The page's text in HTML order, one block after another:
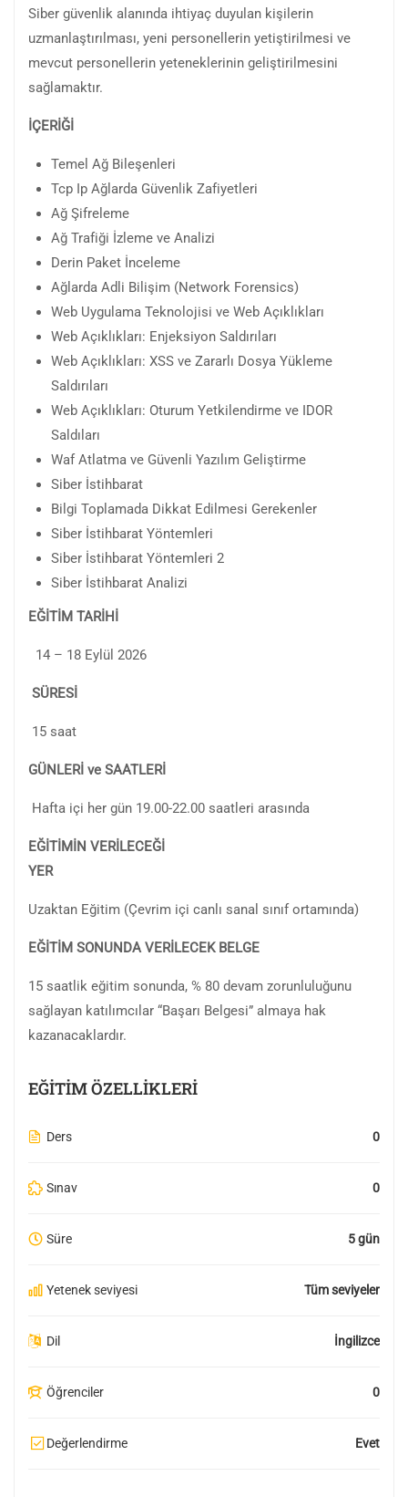
Siber güvenlik alanında ihtiyaç duyulan kişilerin
uzmanlaştırılması, yeni personellerin yetiştirilmesi ve
mevcut personellerin yeteneklerinin geliştirilmesini
sağlamaktır.
İÇERİĞİ
Temel Ağ Bileşenleri
Tcp Ip Ağlarda Güvenlik Zafiyetleri
Ağ Şifreleme
Ağ Trafiği İzleme ve Analizi
Derin Paket İnceleme
Ağlarda Adli Bilişim (Network Forensics)
Web Uygulama Teknolojisi ve Web Açıklıkları
Web Açıklıkları: Enjeksiyon Saldırıları
Web Açıklıkları: XSS ve Zararlı Dosya Yükleme
Saldırıları
Web Açıklıkları: Oturum Yetkilendirme ve IDOR
Saldıları
Waf Atlatma ve Güvenli Yazılım Geliştirme
Siber İstihbarat
Bilgi Toplamada Dikkat Edilmesi Gerekenler
Siber İstihbarat Yöntemleri
Siber İstihbarat Yöntemleri 2
Siber İstihbarat Analizi
EĞİTİM TARİHİ
14 – 18 Eylül 2026
SÜRESİ
15 saat
GÜNLERİ ve SAATLERİ
Hafta içi her gün 19.00-22.00 saatleri arasında
EĞİTİMİN VERİLECEĞİ
YER
Uzaktan Eğitim (Çevrim içi canlı sanal sınıf ortamında)
EĞİTİM SONUNDA VERİLECEK BELGE
15 saatlik eğitim sonunda, % 80 devam zorunluluğunu
sağlayan katılımcılar “Başarı Belgesi” almaya hak
kazanacaklardır.
EĞITIM ÖZELLIKLERI
Ders 0
Sınav 0
Süre 5 gün
Yetenek seviyesi Tüm seviyeler
Dil İngilizce
Öğrenciler 0
Değerlendirme Evet